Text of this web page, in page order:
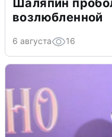
возлюбленной
6 августа 16